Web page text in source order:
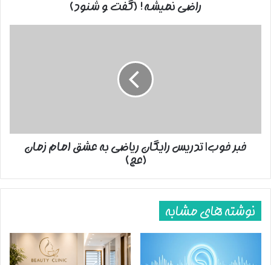
راضی نمیشه! (گفت و شنود)
زمان
خبر خوب| تدریس رایگان ریاضی به عشق امام زمان
(عج)
نوشته های مشابه